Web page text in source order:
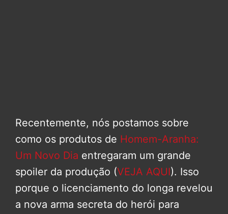
Recentemente, nós postamos sobre
como os produtos de Homem-Aranha:
Um Novo Dia entregaram um grande
spoiler da produção (VEJA AQUI). Isso
porque o licenciamento do longa revelou
a nova arma secreta do herói para